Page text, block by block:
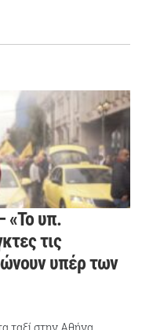
«Το υπ.
τις
υπέρ των